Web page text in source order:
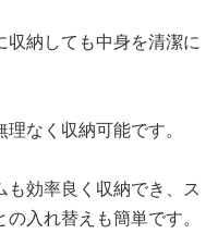
収納しても中身を清潔に
なく収納可能です。
効率良く収納でき、ス
入れ替えも簡単です。